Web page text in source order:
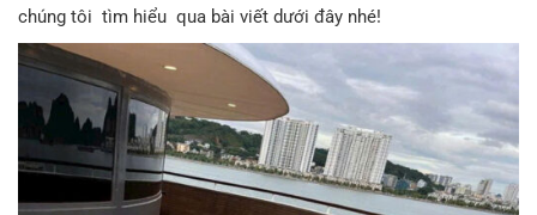
chúng tôi tìm hiểu qua bài viết dưới đây nhé!